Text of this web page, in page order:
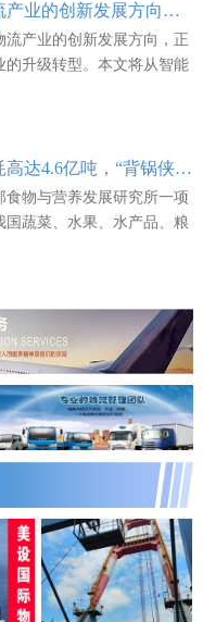
智能物流：物流产业的创新发展方向，正引领物流产业的升级转型
流产业的创新发展方向，正
的升级转型。本文将从智能
势、应用场景、转型之路
中国食物年损耗高达4.6亿吨，“背锅侠”之一是冷链物流基础薄弱
食物与营养发展研究所一项
国蔬菜、水果、水产品、粮
类七大类食物按重量加权